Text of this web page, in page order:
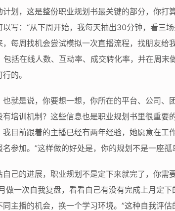
划，这是整份职业规划书最关键的部分，你
写：“从下周开始，我每天抽出30分钟，看三
每周找机会尝试模拟一次直播流程，找朋友给
括在线人数、互动率、成交转化率，并在周
的。
就是说，你要想一想，你所在的平台、公司
培训机制？这些信息也是职业规划书里很重要
目前跟着的主播已经有两年经验，她愿意在
参加。”这样做的好处是，你的规划不是一座孤
己的进展，职业规划不是定下来就完了，你
做一次自我复盘，看看自己有没有完成上月定
主播的机会，换一个学习环境。”这种自我评